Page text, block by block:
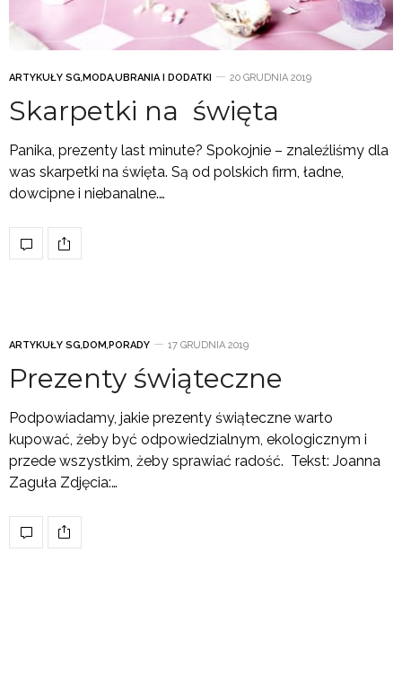
ARTYKUŁY SG,MODA,UBRANIA I DODATKI 20 GRUDNIA 2019
Skarpetki na święta
Panika, prezenty last minute? Spokojnie – znaleźliśmy dla
was skarpetki na święta. Są od polskich firm, ładne,
dowcipne i niebanalne.…
ARTYKUŁY SG,DOM,PORADY 17 GRUDNIA 2019
Prezenty świąteczne
Podpowiadamy, jakie prezenty świąteczne warto
kupować, żeby być odpowiedzialnym, ekologicznym i
przede wszystkim, żeby sprawiać radość. Tekst: Joanna
Zaguła Zdjęcia:…